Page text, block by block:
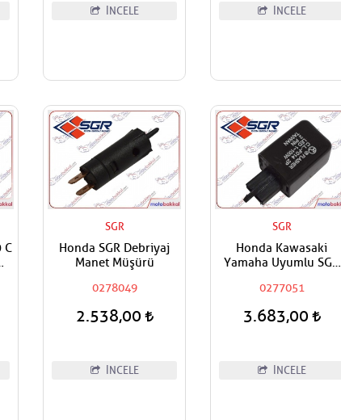
İNCELE İNCELE
C
SGR
Honda SGR Debriyaj
Manet Müşürü
0278049
2.538,00
İNCELE
SGR
Honda Kawasaki
Yamaha Uyumlu SGR
0277051
3.683,00
İNCELE